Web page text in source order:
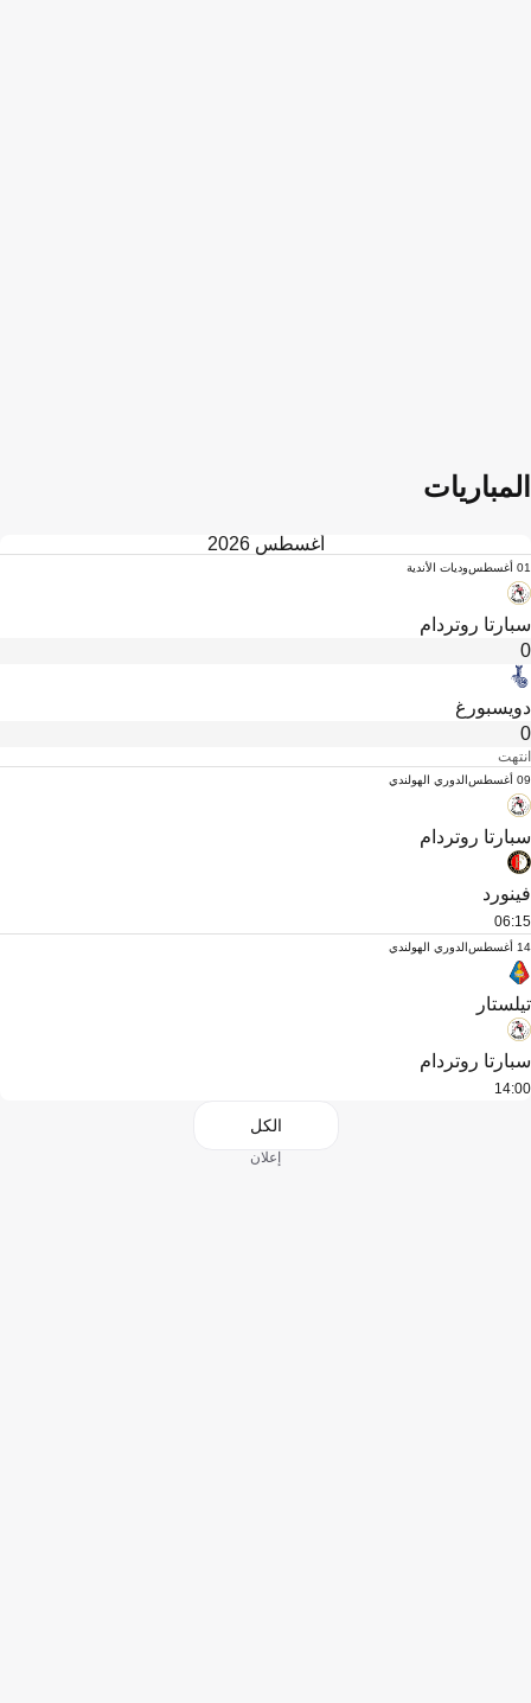
المباريات
أغسطس 2026
01 أغسطس وديات الأندية
سبارتا روتردام
0
دويسبورغ
0
انتهت
09 أغسطس الدوري الهولندي
سبارتا روتردام
فينورد
06:15
14 أغسطس الدوري الهولندي
تيلستار
سبارتا روتردام
14:00
الكل
إعلان